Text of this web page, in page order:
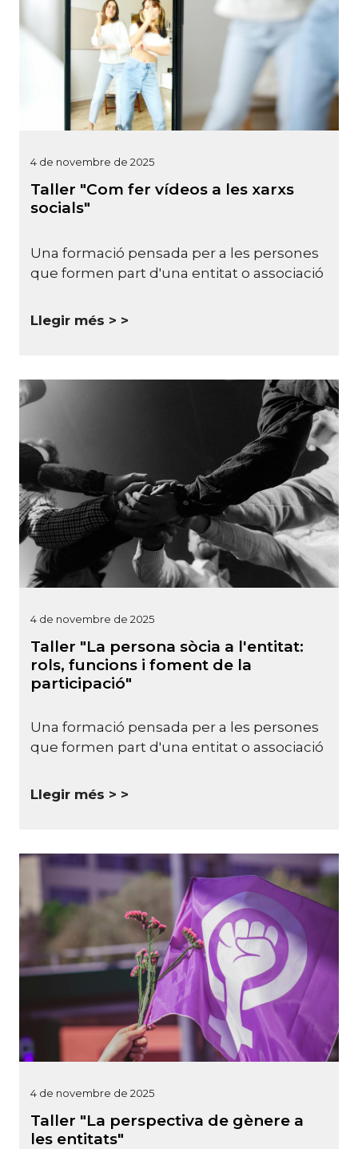
4 de novembre de 2025
Taller "Com fer vídeos a les xarxs
socials"
Una formació pensada per a les persones
que formen part d'una entitat o associació
Llegir més >
4 de novembre de 2025
Taller "La persona sòcia a l'entitat:
rols, funcions i foment de la
participació"
Una formació pensada per a les persones
que formen part d'una entitat o associació
Llegir més >
4 de novembre de 2025
Taller "La perspectiva de gènere a
les entitats"